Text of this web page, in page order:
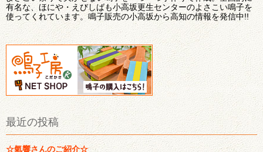
有名な、ほにや・えびしばも小高坂更生センターのよさこい鳴子を
使ってくれています。鳴子販売の小高坂から高知の情報を発信中!!
最近の投稿
☆氣響さんのご紹介☆